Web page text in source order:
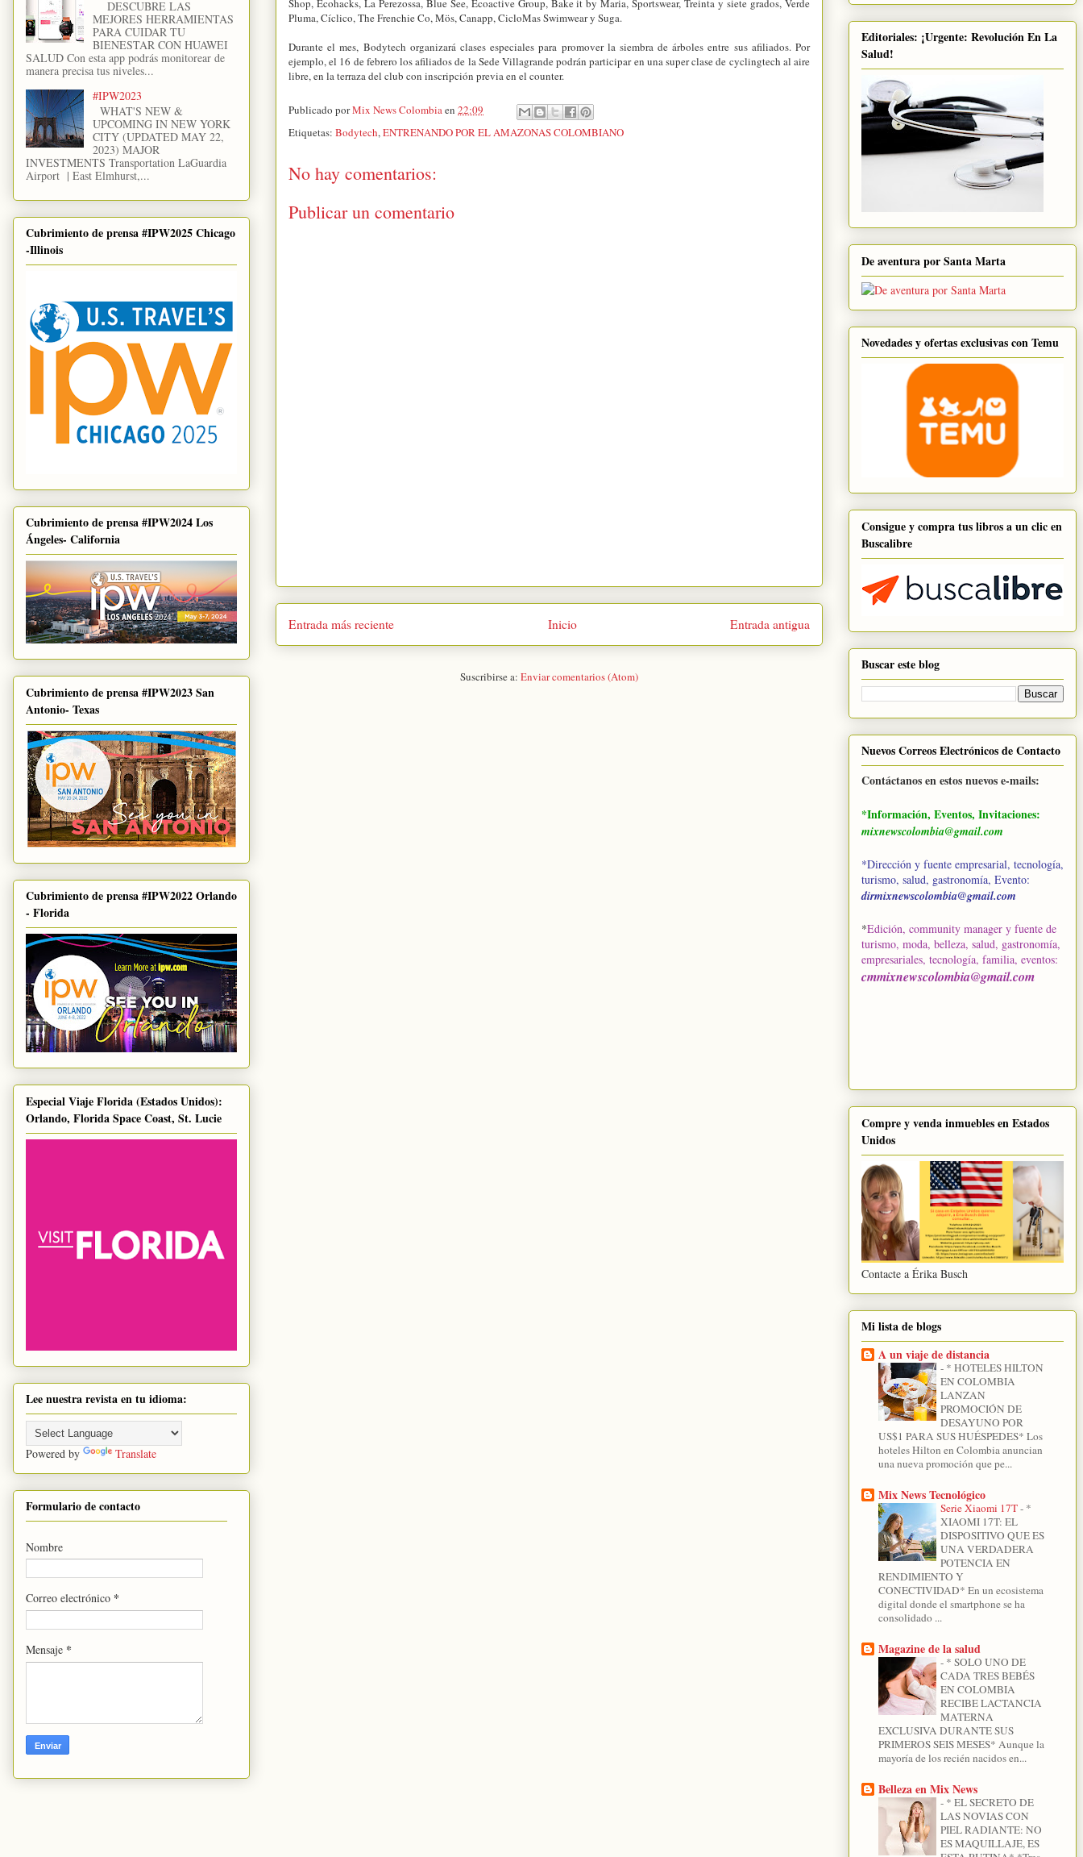
Shop, Ecohacks, La Perezossa, Blue See, Ecoactive Group, Bake it by Maria, Sportswear, Treinta y siete grados, Verde
Pluma, Cíclico, The Frenchie Co, Mös, Canapp, CicloMas Swimwear y Suga.
Durante el mes, Bodytech organizará clases especiales para promover la siembra de árboles entre sus afiliados. Por
ejemplo, el 16 de febrero los afiliados de la Sede Villagrande podrán participar en una super clase de cyclingtech al aire
libre, en la terraza del club con inscripción previa en el counter.
Publicado porMix News Colombiaen 22:09
Etiquetas: Bodytech,ENTRENANDO POR EL AMAZONAS COLOMBIANO
No hay comentarios:
Publicar un comentario
Entrada más reciente Entrada antigua
Inicio
Suscribirse a: Enviar comentarios (Atom)
DESCUBRE LAS
MEJORES HERRAMIENTAS
PARA CUIDAR TU
BIENESTAR CON HUAWEI
SALUD Con esta app podrás monitorear de
manera precisa tus niveles...
#IPW2023
WHAT'S NEW &
UPCOMING IN NEW YORK
CITY (UPDATED MAY 22,
2023) MAJOR
INVESTMENTS Transportation LaGuardia
Airport | East Elmhurst,...
Cubrimiento de prensa #IPW2025 Chicago
-Illinois
Cubrimiento de prensa #IPW2024 Los
Ángeles- California
Cubrimiento de prensa #IPW2023 San
Antonio- Texas
Cubrimiento de prensa #IPW2022 Orlando
- Florida
Especial Viaje Florida (Estados Unidos):
Orlando, Florida Space Coast, St. Lucie
Lee nuestra revista en tu idioma:
Powered by Translate
Formulario de contacto
Nombre
Correo electrónico *
Mensaje *
Editoriales: ¡Urgente: Revolución En La
Salud!
De aventura por Santa Marta
Novedades y ofertas exclusivas con Temu
Consigue y compra tus libros a un clic en
Buscalibre
Buscar este blog
Nuevos Correos Electrónicos de Contacto
Contáctanos en estos nuevos e-mails:
*Información, Eventos, Invitaciones:
mixnewscolombia@gmail.com
*Dirección y fuente empresarial, tecnología,
turismo, salud, gastronomía, Evento:
dirmixnewscolombia@gmail.com
*Edición, community manager y fuente de
turismo, moda, belleza, salud, gastronomía,
empresariales, tecnología, familia, eventos:
cmmixnewscolombia@gmail.com
Compre y venda inmuebles en Estados
Unidos
Contacte a Érika Busch
Mi lista de blogs
A un viaje de distancia
- * HOTELES HILTON
EN COLOMBIA
LANZAN
PROMOCIÓN DE
DESAYUNO POR
US$1 PARA SUS HUÉSPEDES* Los
hoteles Hilton en Colombia anuncian
una nueva promoción que pe...
Mix News Tecnológico
Serie Xiaomi 17T- *
XIAOMI 17T: EL
DISPOSITIVO QUE ES
UNA VERDADERA
POTENCIA EN
RENDIMIENTO Y
CONECTIVIDAD* En un ecosistema
digital donde el smartphone se ha
consolidado ...
Magazine de la salud
- * SOLO UNO DE
CADA TRES BEBÉS
EN COLOMBIA
RECIBE LACTANCIA
MATERNA
EXCLUSIVA DURANTE SUS
PRIMEROS SEIS MESES* Aunque la
mayoría de los recién nacidos en...
Belleza en Mix News
- * EL SECRETO DE
LAS NOVIAS CON
PIEL RADIANTE: NO
ES MAQUILLAJE, ES